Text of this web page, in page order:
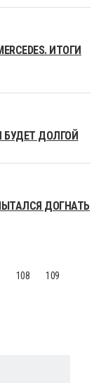
ИТОГИ
БУДЕТ ДОЛГОЙ
ДОГНАТЬ
108 109